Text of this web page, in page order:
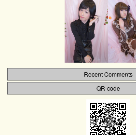
Recent Comments
QR-code